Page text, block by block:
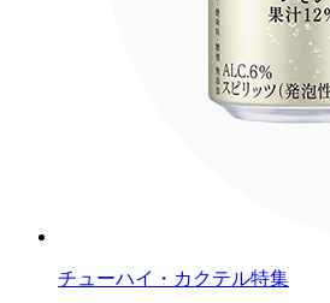
チューハイ・カクテル特集